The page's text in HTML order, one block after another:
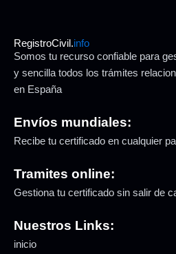
RegistroCivil.info
Somos tu recurso confiable para
y sencilla todos los trámites
en España
Envíos mundiales:
Recibe tu certificado en cualquier
Tramites online:
Gestiona tu certificado sin salir de
Nuestros Links:
inicio